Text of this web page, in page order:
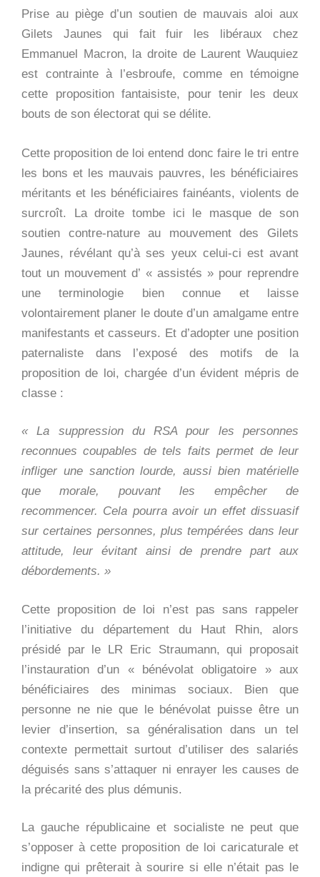
Prise au piège d’un soutien de mauvais aloi aux
Gilets Jaunes qui fait fuir les libéraux chez
Emmanuel Macron, la droite de Laurent Wauquiez
est contrainte à l’esbroufe, comme en témoigne
cette proposition fantaisiste, pour tenir les deux
bouts de son électorat qui se délite.
Cette proposition de loi entend donc faire le tri entre
les bons et les mauvais pauvres, les bénéficiaires
méritants et les bénéficiaires fainéants, violents de
surcroît. La droite tombe ici le masque de son
soutien contre-nature au mouvement des Gilets
Jaunes, révélant qu’à ses yeux celui-ci est avant
tout un mouvement d’ « assistés » pour reprendre
une terminologie bien connue et laisse
volontairement planer le doute d’un amalgame entre
manifestants et casseurs. Et d’adopter une position
paternaliste dans l’exposé des motifs de la
proposition de loi, chargée d’un évident mépris de
classe :
« La suppression du RSA pour les personnes
reconnues coupables de tels faits permet de leur
infliger une sanction lourde, aussi bien matérielle
que morale, pouvant les empêcher de
recommencer. Cela pourra avoir un effet dissuasif
sur certaines personnes, plus tempérées dans leur
attitude, leur évitant ainsi de prendre part aux
débordements. »
Cette proposition de loi n’est pas sans rappeler
l’initiative du département du Haut Rhin, alors
présidé par le LR Eric Straumann, qui proposait
l’instauration d’un « bénévolat obligatoire » aux
bénéficiaires des minimas sociaux. Bien que
personne ne nie que le bénévolat puisse être un
levier d’insertion, sa généralisation dans un tel
contexte permettait surtout d’utiliser des salariés
déguisés sans s’attaquer ni enrayer les causes de
la précarité des plus démunis.
La gauche républicaine et socialiste ne peut que
s’opposer à cette proposition de loi caricaturale et
indigne qui prêterait à sourire si elle n’était pas le